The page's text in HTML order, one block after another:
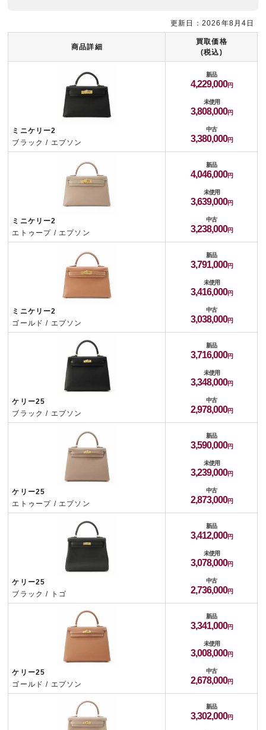
商品詳細
買取価格
(税込)
ミニケリー2
ブラック / エプソン
新品
4,229,000
未使用
3,808,000
中古
3,380,000
ミニケリー2
エトゥープ / エプソン
新品
4,046,000
未使用
3,639,000
中古
3,238,000
ミニケリー2
ゴールド / エプソン
新品
3,791,000
未使用
3,416,000
中古
3,038,000
ケリー25
ブラック / エプソン
新品
3,716,000
未使用
3,348,000
中古
2,978,000
ケリー25
エトゥープ / エプソン
新品
3,590,000
未使用
3,239,000
中古
2,873,000
ケリー25
ブラック / トゴ
新品
3,412,000
未使用
3,078,000
中古
2,736,000
ケリー25
ゴールド / エプソン
新品
3,341,000
未使用
3,008,000
中古
2,678,000
新品
3,302,000
更新日：2026年8月4日